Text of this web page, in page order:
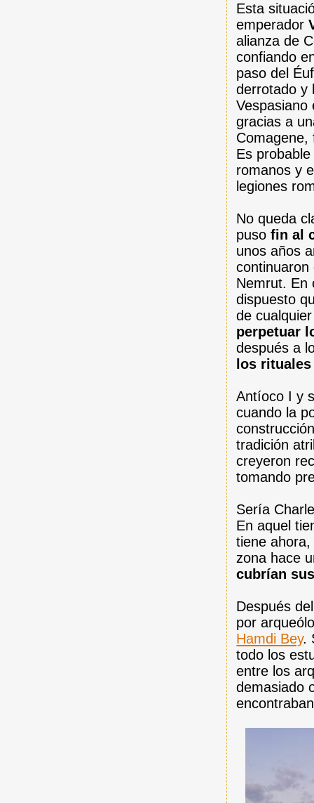
Esta
emperador
alianza de
confiando
paso del
derrotado y
Vespasiano
gracias a
Es
romanos y
legiones
No queda
puso fin al
unos años
Nemrut. En
dispuesto
de
perpetuar
después a
los
Antíoco I y
cuando la
tradición
creyeron
tomando
Sería
En aquel
tiene
zona hace
cubrían
Después
por
Hamdi Bey.
todo los
entre los
demasiado